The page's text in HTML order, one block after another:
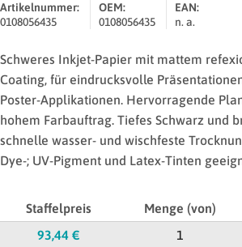
Artikelnummer:
0108056435
OEM:
0108056435
EAN:
n. a.
Schweres Inkjet-Papier mit mattem
Coating, für eindrucksvolle
Poster-Applikationen. Hervorragende
hohem Farbauftrag. Tiefes Schwarz und
schnelle wasser- und wischfeste
Dye-; UV-Pigment und Latex-Tinten
Staffelpreis Menge (von)
93,44 € 1